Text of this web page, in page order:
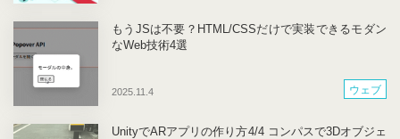
2025.11.4
もうJSは不要？HTML/CSSだけで実装できるモダン
なWeb技術4選
ウェブ
UnityでARアプリの作り方4/4 コンパスで3Dオブジェ